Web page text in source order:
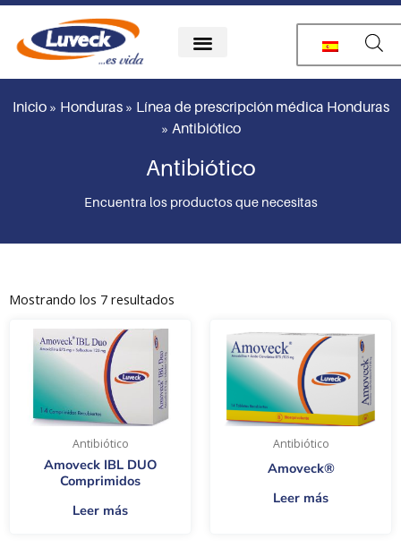
Ir
contenido
Inicio» Honduras» Línea de prescripción médica Honduras
» Antibiótico
Antibiótico
Encuentra los productos que necesitas
Mostrando los 7 resultados
Antibiótico
Amoveck IBL DUO
Comprimidos
Leer más
Antibiótico
Amoveck®
Leer más